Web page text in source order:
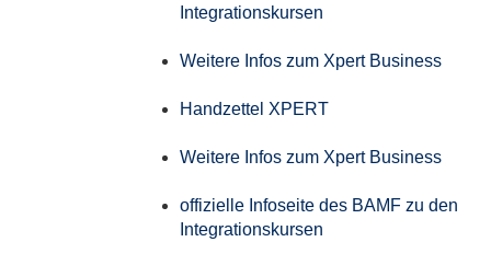
Integrationskursen
Weitere Infos zum Xpert Business
Handzettel XPERT
Weitere Infos zum Xpert Business
offizielle Infoseite des BAMF zu den
Integrationskursen